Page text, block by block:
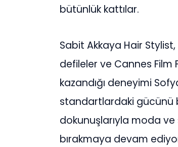
bütünlük kattılar.
Sabit Akkaya Hair
defileler ve Cannes Film
kazandığı deneyimi
standartlardaki gücünü
dokunuşlarıyla moda ve
bırakmaya devam